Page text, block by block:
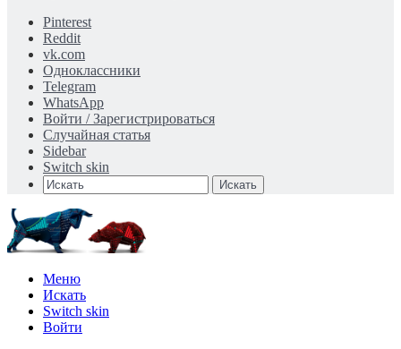
Pinterest
Reddit
vk.com
Одноклассники
Telegram
WhatsApp
Войти / Зарегистрироваться
Случайная статья
Sidebar
Switch skin
Искать
Меню
Искать
Switch skin
Войти